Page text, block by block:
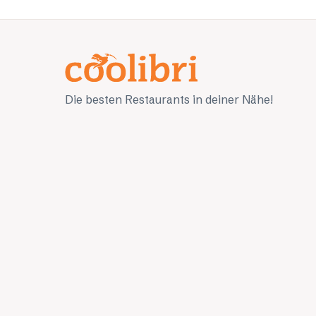
Die besten Restaurants in deiner Nähe!